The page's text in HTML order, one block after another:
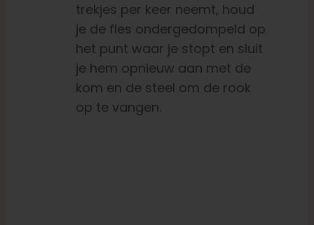
trekjes per keer neemt, houd
je de fles ondergedompeld op
het punt waar je stopt en sluit
je hem opnieuw aan met de
kom en de steel om de rook
op te vangen.